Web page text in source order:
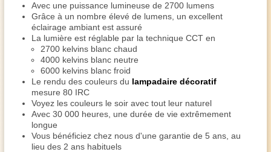
Avec une puissance lumineuse de 2700 lumens
Grâce à un nombre élevé de lumens, un excellent
éclairage ambiant est assuré
La lumière est réglable par la technique CCT en
2700 kelvins blanc chaud
4000 kelvins blanc neutre
6000 kelvins blanc froid
Le rendu des couleurs du lampadaire décoratif
mesure 80 IRC
Voyez les couleurs le soir avec tout leur naturel
Avec 30 000 heures, une durée de vie extrêmement
longue
Vous bénéficiez chez nous d'une garantie de 5 ans, au
lieu des 2 ans habituels